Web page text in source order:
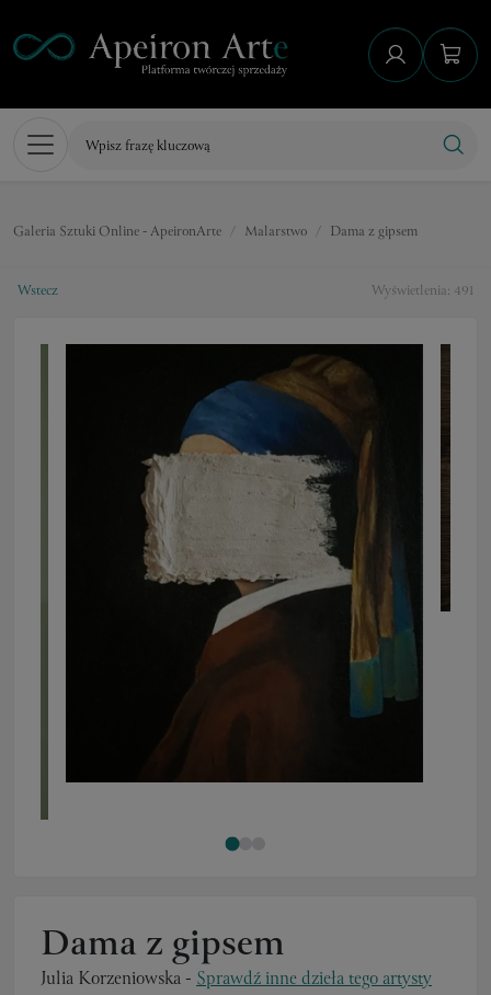
Galeria Sztuki Online - ApeironArte Malarstwo Dama z gipsem
Wyświetlenia: 491
Wstecz
Dama z gipsem
Julia Korzeniowska- Sprawdź inne dzieła tego artysty